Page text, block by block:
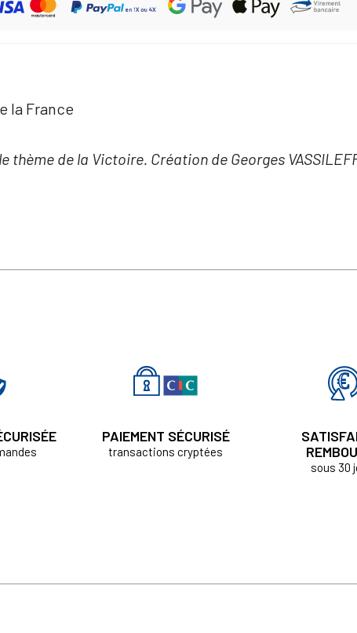
la France
de la Victoire. Création de Georges
PAIEMENT SÉCURISÉ
transactions cryptées
sous 30